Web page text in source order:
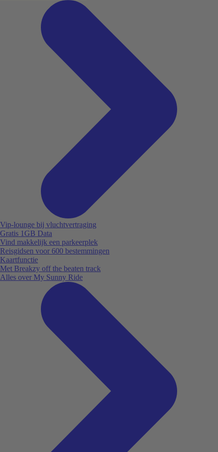
Vip-lounge bij vluchtvertraging
Gratis 1GB Data
Vind makkelijk een parkeerplek
Reisgidsen voor 600 bestemmingen
Kaartfunctie
Met Breakzy off the beaten track
Alles over My Sunny Ride